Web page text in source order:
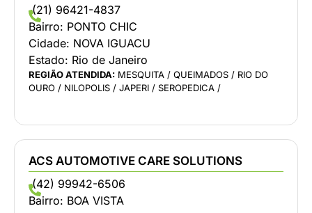
(21) 96421-4837
Bairro: PONTO CHIC
Cidade: NOVA IGUACU
Estado: Rio de Janeiro
REGIÃO ATENDIDA: MESQUITA / QUEIMADOS / RIO DO
OURO / NILOPOLIS / JAPERI / SEROPEDICA /
ACS AUTOMOTIVE CARE SOLUTIONS
(42) 99942-6506
Bairro: BOA VISTA